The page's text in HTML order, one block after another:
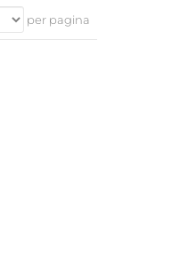
per pagina